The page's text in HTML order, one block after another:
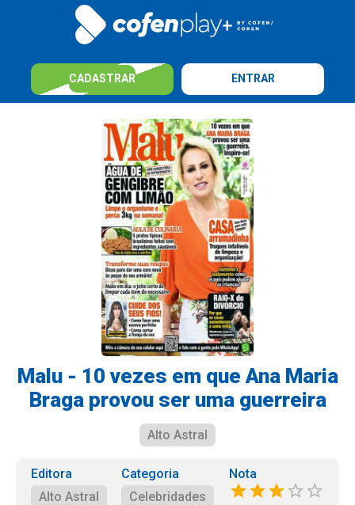
CADASTRAR ENTRAR
Malu - 10 vezes em que Ana Maria
Braga provou ser uma guerreira
Alto Astral
Editora
Alto Astral
Categoria
Celebridades
Nota